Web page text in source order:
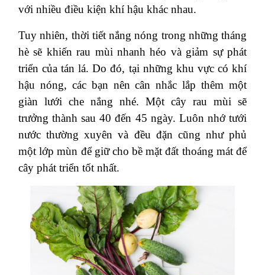
với nhiều điều kiện khí hậu khác nhau.
Tuy nhiên, thời tiết nắng nóng trong những tháng
hè sẽ khiến rau mùi nhanh héo và giảm sự phát
triển của tán lá. Do đó, tại những khu vực có khí
hậu nóng, các bạn nên cân nhắc lắp thêm một
giàn lưới che nắng nhé. Một cây rau mùi sẽ
trưởng thành sau 40 đến 45 ngày. Luôn nhớ tưới
nước thường xuyên và đều đặn cũng như phủ
một lớp mùn để giữ cho bề mặt đất thoáng mát để
cây phát triển tốt nhất.